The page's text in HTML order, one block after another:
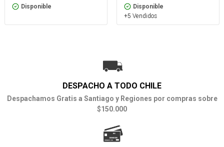
Disponible Disponible
+5 Vendidos
DESPACHO A TODO CHILE
Despachamos Gratis a Santiago y Regiones por compras sobre
$150.000